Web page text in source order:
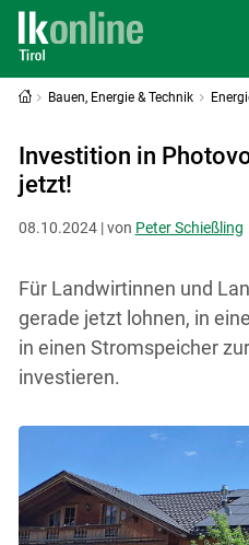
Bauen, Energie & Technik
Investition in
jetzt!
08.10.2024 | von Peter Schießling
Für Landwirtinnen und
gerade jetzt lohnen, in
in einen Stromspeicher
investieren.